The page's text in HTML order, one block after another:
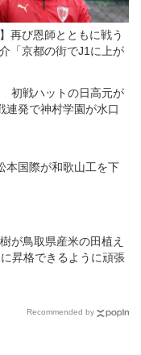
】再び恩師とともに戦う
「京都の街でJ1に上が
初戦ハットの日高元が
連発で神村学園が水口
本国際が和歌山工を下
が鳥取県産米の田植え
昇格できるように頑張
Recommended by